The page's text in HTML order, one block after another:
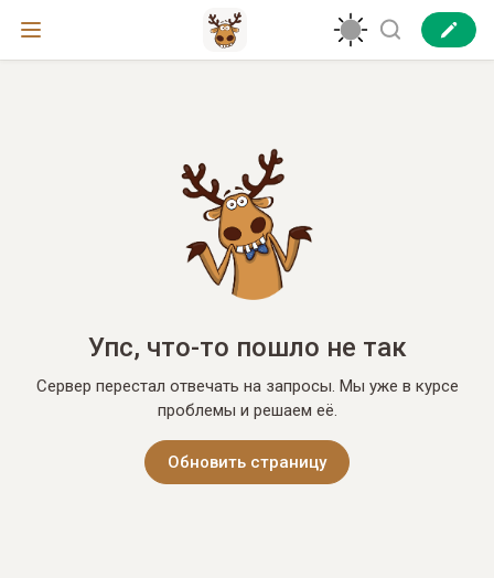
Упс, что-то пошло не так
Сервер перестал отвечать на запросы. Мы уже в курсе
проблемы и решаем её.
Обновить страницу